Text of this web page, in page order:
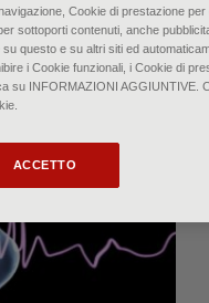
Cookie di prestazione per
sottoporti contenuti, anche
questo e su altri siti ed
i Cookie funzionali, i Cookie di
su INFORMAZIONI AGGIUNTIVE.
ACCETTO